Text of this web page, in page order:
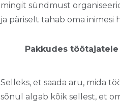
mingit sündmust
ja päriselt tahab oma inimesi
Pakkudes
Selleks, et saada aru, mida
sõnul algab kõik sellest, et